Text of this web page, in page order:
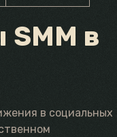
в
в социальных